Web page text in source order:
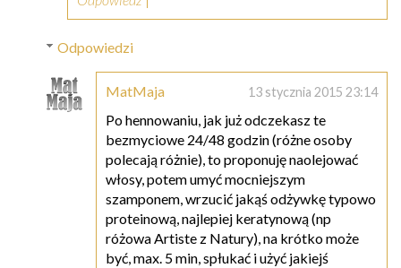
Odpowiedzi
MatMaja 13 stycznia 2015 23:14
Po hennowaniu, jak już odczekasz te
bezmyciowe 24/48 godzin (różne osoby
polecają różnie), to proponuję naolejować
włosy, potem umyć mocniejszym
szamponem, wrzucić jakąś odżywkę typowo
proteinową, najlepiej keratynową (np
różowa Artiste z Natury), na krótko może
być, max. 5 min, spłukać i użyć jakiejś